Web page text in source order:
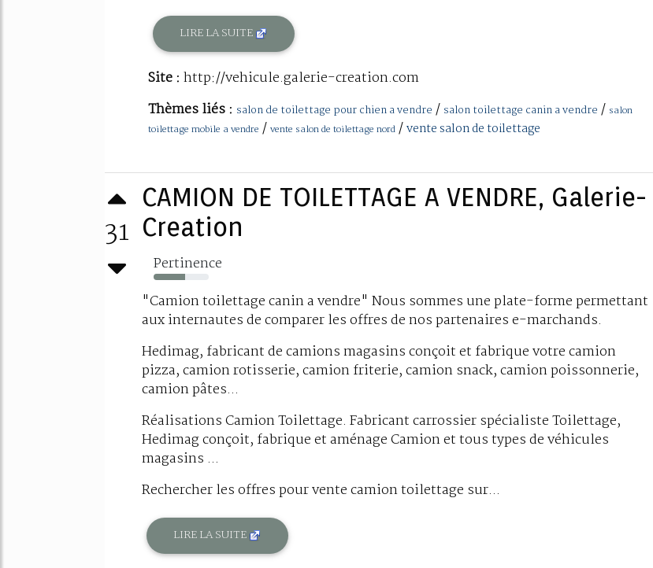
LIRE LA SUITE
Site : http://vehicule.galerie-creation.com
Thèmes liés : salon de toilettage pour chien a vendre / salon toilettage canin a vendre / salon
toilettage mobile a vendre / vente salon de toilettage nord /vente salon de toilettage
31
CAMION DE TOILETTAGE A VENDRE, Galerie-
Creation
Pertinence
57%
"Camion toilettage canin a vendre" Nous sommes une plate-forme permettant
aux internautes de comparer les offres de nos partenaires e-marchands.
Hedimag, fabricant de camions magasins conçoit et fabrique votre camion
pizza, camion rotisserie, camion friterie, camion snack, camion poissonnerie,
camion pâtes...
Réalisations Camion Toilettage. Fabricant carrossier spécialiste Toilettage,
Hedimag conçoit, fabrique et aménage Camion et tous types de véhicules
magasins ...
Rechercher les offres pour vente camion toilettage sur...
LIRE LA SUITE